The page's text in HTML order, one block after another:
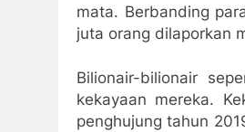
mata. Berbanding
juta orang dilaporkan
Bilionair-bilionair
kekayaan mereka.
penghujung tahun